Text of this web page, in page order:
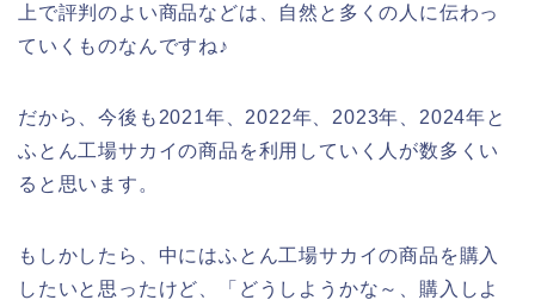
上で評判のよい商品などは、自然と多くの人に伝わっ
ていくものなんですね♪
だから、今後も2021年、2022年、2023年、2024年と
ふとん工場サカイの商品を利用していく人が数多くい
ると思います。
もしかしたら、中にはふとん工場サカイの商品を購入
したいと思ったけど、「どうしようかな～、購入しよ